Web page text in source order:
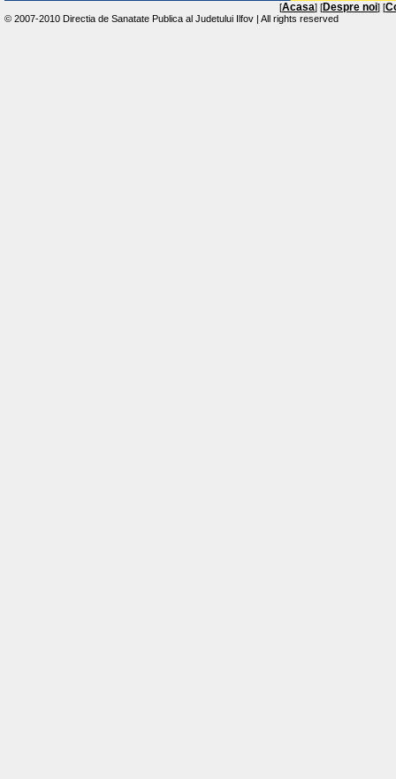
[Acasa] [Despre noi] [
© 2007-2010 Directia de Sanatate Publica al Judetului Ilfov | All rights reserved